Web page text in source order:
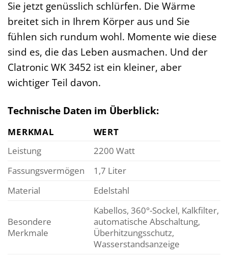
Sie jetzt genüsslich schlürfen. Die Wärme
breitet sich in Ihrem Körper aus und Sie
fühlen sich rundum wohl. Momente wie diese
sind es, die das Leben ausmachen. Und der
Clatronic WK 3452 ist ein kleiner, aber
wichtiger Teil davon.
Technische Daten im Überblick:
MERKMAL
WERT
Leistung
2200 Watt
Fassungsvermögen
1,7 Liter
Material
Edelstahl
Besondere
Merkmale
Kabellos, 360°-Sockel, Kalkfilter,
automatische Abschaltung,
Überhitzungsschutz,
Wasserstandsanzeige